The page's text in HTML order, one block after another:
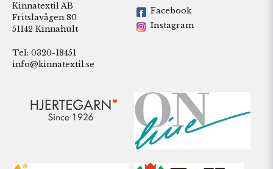
Kinnatextil AB
Fritslavägen 80
51142 Kinnahult
Tel: 0320-18451
info@kinnatextil.se
Facebook
Instagram